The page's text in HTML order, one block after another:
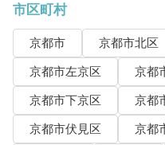
市区町村
京都市 京都市北区
京都市左京区
京都
京都市下京区
京都
京都市伏見区
京都